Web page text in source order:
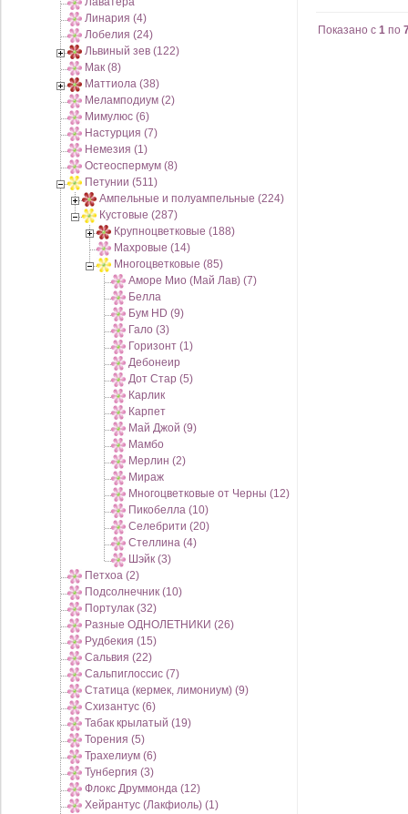
Линария (4)
Лобелия (24)
Львиный зев (122)
Мак (8)
Маттиола (38)
Меламподиум (2)
Мимулюс (6)
Настурция (7)
Немезия (1)
Остеоспермум (8)
Петунии (511)
Ампельные и полуампельные (224)
Кустовые (287)
Крупноцветковые (188)
Махровые (14)
Многоцветковые (85)
Аморе Мио (Май Лав) (7)
Белла
Бум HD (9)
Гало (3)
Горизонт (1)
Дебонеир
Дот Стар (5)
Карлик
Карпет
Май Джой (9)
Мамбо
Мерлин (2)
Мираж
Многоцветковые от Черны (12)
Пикобелла (10)
Селебрити (20)
Стеллина (4)
Шэйк (3)
Петхоа (2)
Подсолнечник (10)
Портулак (32)
Разные ОДНОЛЕТНИКИ (26)
Рудбекия (15)
Сальвия (22)
Сальпиглоссис (7)
Статица (кермек, лимониум) (9)
Схизантус (6)
Табак крылатый (19)
Торения (5)
Трахелиум (6)
Тунбергия (3)
Флокс Друммонда (12)
Хейрантус (Лакфиоль) (1)
Показано с 1 по